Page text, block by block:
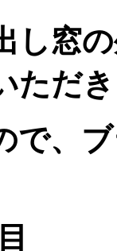
し窓
ただ
で、